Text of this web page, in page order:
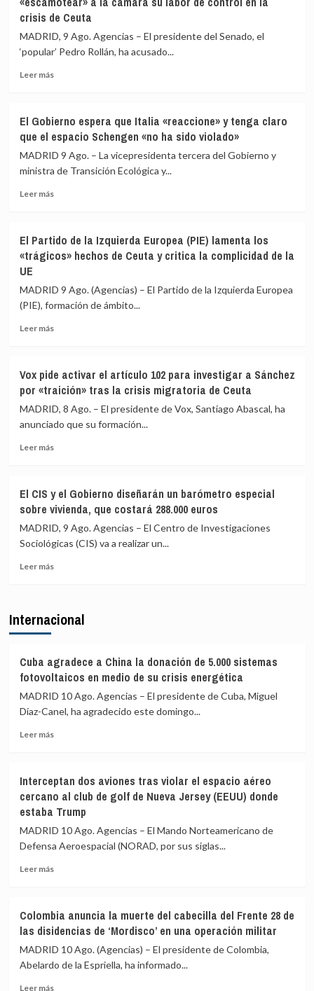
15.000
ceutíes
se
concentran
para
pedir
y
Europa
tras
crisis
migratoria
crisis de Ceuta
MADRID, 9 Ago. Agencias – El presidente del Senado, el
‘popular’ Pedro Rollán, ha acusado...
Leer másLeer
presidente
del
Senado
acusa
Gobierno
la
cámara
labor
control
en
Ceuta
El Gobierno espera que Italia «reaccione» y tenga claro
que el espacio Schengen «no ha sido violado»
MADRID 9 Ago. – La vicepresidenta tercera del Gobierno y
ministra de Transición Ecológica y...
Leer másLeer
Gobierno
espera
Italia
«reaccione»
y
tenga
espacio
Schengen
«no
sido
violado»
El Partido de la Izquierda Europea (PIE) lamenta los
«trágicos» hechos de Ceuta y critica la complicidad de la
UE
MADRID 9 Ago. (Agencias) – El Partido de la Izquierda Europea
(PIE), formación de ámbito...
Leer másLeer
Partido
de
la
Izquierda
Europea
(PIE)
hechos
de
Ceuta
la
UE
Vox pide activar el artículo 102 para investigar a Sánchez
por «traición» tras la crisis migratoria de Ceuta
MADRID, 8 Ago. – El presidente de Vox, Santiago Abascal, ha
anunciado que su formación...
Leer másLeer
pide
activar
el
artículo
102
para
por
la
crisis
migratoria
de
Ceuta
El CIS y el Gobierno diseñarán un barómetro especial
sobre vivienda, que costará 288.000 euros
MADRID, 9 Ago. Agencias – El Centro de Investigaciones
Sociológicas (CIS) va a realizar un...
Leer másLeer
CIS
Gobierno
diseñarán
un
barómetro
especial
vivienda,
288.000
euros
Internacional
Cuba agradece a China la donación de 5.000 sistemas
fotovoltaicos en medio de su crisis energética
MADRID 10 Ago. Agencias – El presidente de Cuba, Miguel
Díaz-Canel, ha agradecido este domingo...
Leer másLeer
agradece
a
China
la
donación
de
5.000
medio
de
su
energética
Interceptan dos aviones tras violar el espacio aéreo
cercano al club de golf de Nueva Jersey (EEUU) donde
estaba Trump
MADRID 10 Ago. Agencias – El Mando Norteamericano de
Defensa Aeroespacial (NORAD, por sus siglas...
Leer másLeer
dos
aviones
tras
violar
espacio
Colombia anuncia la muerte del cabecilla del Frente 28 de
las disidencias de ‘Mordisco’ en una operación militar
MADRID 10 Ago. (Agencias) – El presidente de Colombia,
Abelardo de la Espriella, ha informado...
Leer másLeer